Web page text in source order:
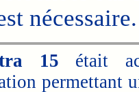
nécessaire.
15 était
permettant